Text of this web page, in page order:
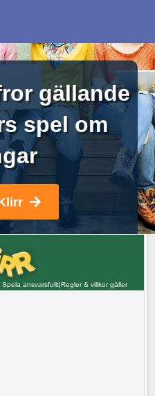
gällande
spel om
| Regler & villkor gäller
Spela ansvarsfullt|Regler & villkor gäller